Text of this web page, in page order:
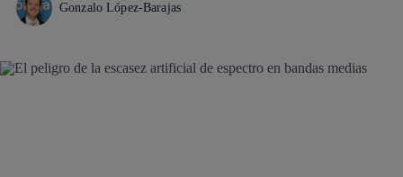
Gonzalo López-Barajas